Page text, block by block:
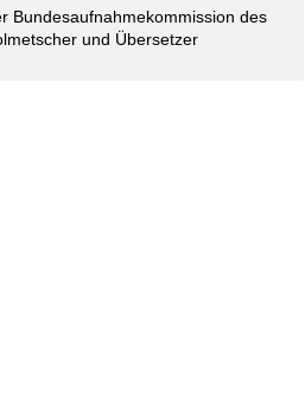
Bundes­aufnahme­kommission des
und Übersetzer